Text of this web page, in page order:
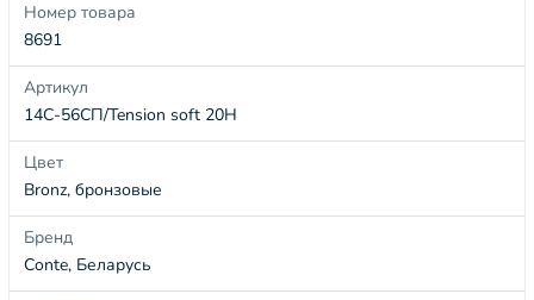
Номер товара
8691
Артикул
14С-56СП/Tension soft 20Н
Цвет
Bronz, бронзовые
Бренд
Conte, Беларусь